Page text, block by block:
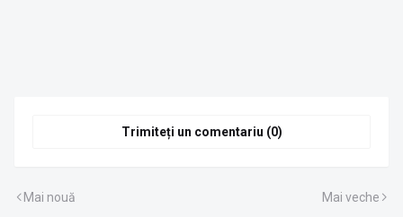
Trimiteți un comentariu (0)
Mai nouă Mai veche